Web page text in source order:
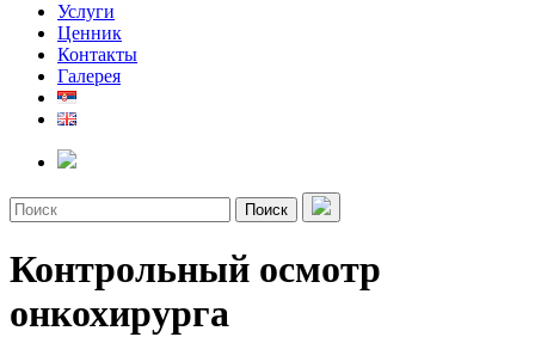
Услуги
Ценник
Контакты
Галерея
Поиск
Контрольный осмотр
онкохирурга